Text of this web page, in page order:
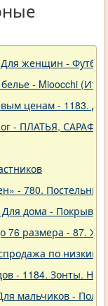
Для женщин -
- Mioocchi
ценам - 1183.
- ПЛАТЬЯ,
- 780.
дома -
76 размера - 87.
по низким
- 1184. Зонты.
мальчиков -